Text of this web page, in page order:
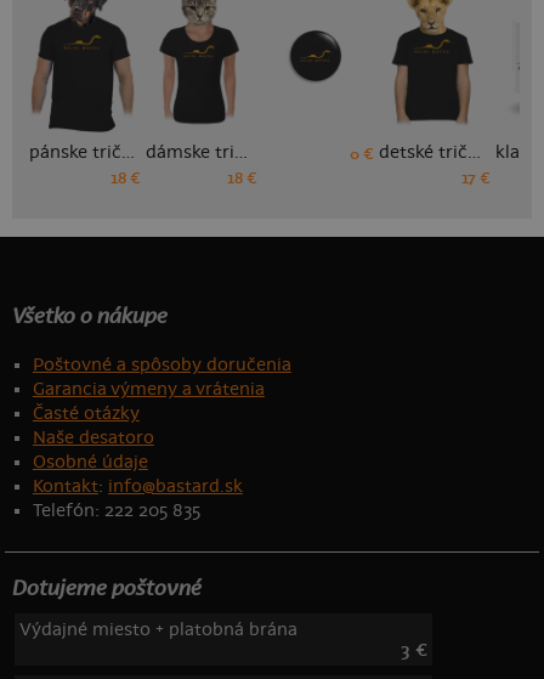
pánske tričko
18 €
dámske tričko
18 €
0 € detské tričko
17 €
Všetko o nákupe
Poštovné a spôsoby doručenia
Garancia výmeny a vrátenia
Časté otázky
Naše desatoro
Osobné údaje
Kontakt: info@bastard.sk
Telefón: 222 205 835
Dotujeme poštovné
Výdajné miesto + platobná brána
3 €